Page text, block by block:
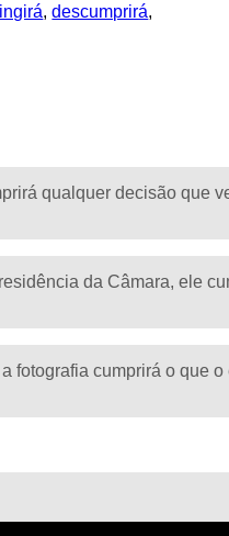
,descumprirá,
qualquer decisão que
da Câmara, ele
fotografia cumprirá o que